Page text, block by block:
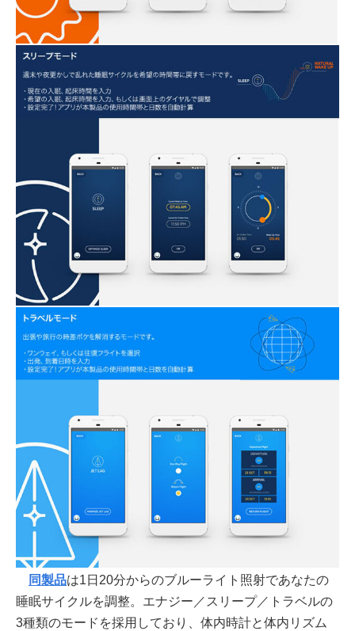
同製品は1日20分からのブルーライト照射であなたの
睡眠サイクルを調整。エナジー／スリープ／トラベルの
3種類のモードを採用しており、体内時計と体内リズム